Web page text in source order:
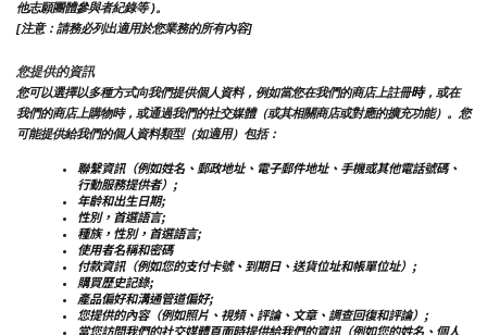
他志願團體參與者紀錄等 )。
[注意：請務必列出適用於您業務的所有內容]
您提供的資訊
您可以選擇以多種方式向我們提供個人資料，例如當您在我們的商店上註冊時，或在
我們的商店上購物時，或通過我們的社交媒體（或其相關商店或對應的擴充功能）。您
可能提供給我們的個人資料類型（如適用）包括：
聯繫資訊（例如姓名、郵政地址、電子郵件地址、手機或其他電話號碼、
行動服務提供者）;
年齡和出生日期;
性別，首選語言;
種族，性別，首選語言;
使用者名稱和密碼
付款資訊（例如您的支付卡號、到期日、送貨位址和帳單位址）;
購買歷史記錄;
產品偏好和溝通管道偏好;
您提供的內容（例如照片、視頻、評論、文章、調查回復和評論）;
當您訪問我們的社交媒體頁面時提供給我們的資訊（例如您的姓名、個人